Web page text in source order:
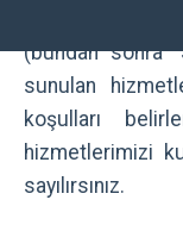
Bu kullanım
(bundan sonra
sunulan
koşulları
hizmetlerimizi
sayılırsınız.